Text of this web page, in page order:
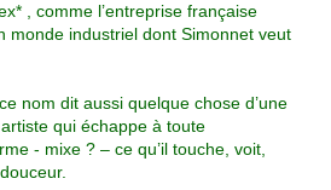
, comme l’entreprise française
monde industriel dont Simonnet veut
nom dit aussi quelque chose d’une
qui échappe à toute
- mixe ? – ce qu’il touche, voit,